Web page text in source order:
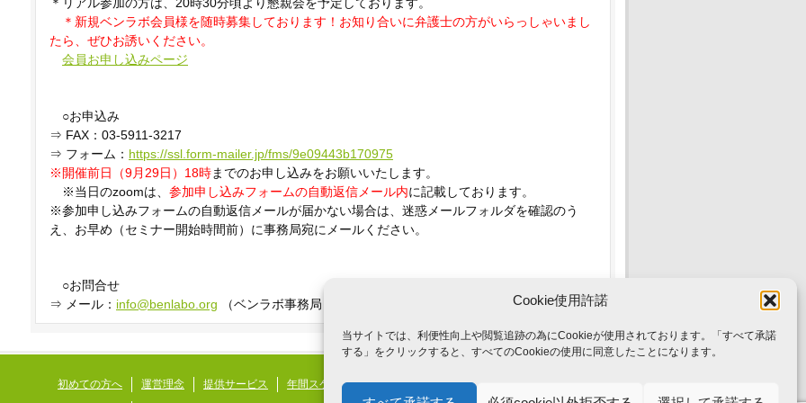
Cookie使用許諾
当サイトでは、利便性向上や閲覧追跡の為にCookieが使用されております。「すべて承諾
する」をクリックすると、すべてのCookieの使用に同意したことになります。
＊新規ベンラボ会員様を随時募集しております！お知り合いに弁護士の方がいらっしゃいまし
たら、ぜひお誘いください。
会員お申し込みページ
○お申込み
⇒ FAX：03-5911-3217
⇒ フォーム： https://ssl.form-mailer.jp/fms/9e09443b170975
※開催前日（9月29日）18時までのお申し込みをお願いいたします。
※当日のzoomは、 参加申し込みフォームの自動返信メール内に記載しております。
※参加申し込みフォームの自動返信メールが届かない場合は、迷惑メールフォルダを確認のう
え、お早め（セミナー開始時間前）に事務局宛にメールください。
○お問合せ
⇒ メール： info@benlabo.org （ベンラボ事務局）
初めての方へ 運営理念 提供サービス 年間スケジュール 発起人・法人概要